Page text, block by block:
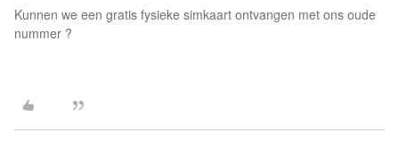
Kunnen we een gratis fysieke simkaart ontvangen met ons oude
nummer ?